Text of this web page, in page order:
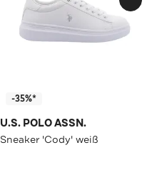
-35%*
U.S. POLO ASSN.
Sneaker 'Cody' weiß